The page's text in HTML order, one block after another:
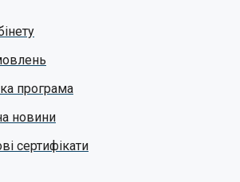
програма
новини
сертифікати